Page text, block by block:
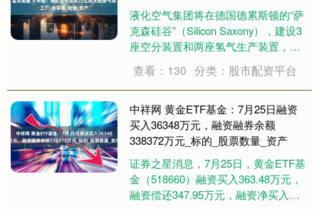
液化空气集团将在德国德累斯顿的“萨
克森硅谷”（Silicon Saxony），建设3
座空分装置和两座氢气生产装置，以
及相关基础设施，以支持欧洲半导体
产业的发展。 该设施预计将于2027年
投入运营，将为客户提供大量、连
续、稳定和可靠的超纯氮气....
查看：130 分类：股市配资平台
中祥网 黄金ETF基金：7月25日融资
买入36348万元，融资融券余额
338372万元_标的_股票数量_资产
证券之星消息，7月25日，黄金ETF基
金（518660）融资买入363.48万元，
融资偿还347.95万元，融资净买入